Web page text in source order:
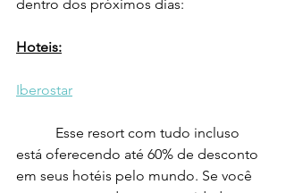
dentro dos próximos dias:
Hoteis:
Iberostar
está oferecendo até 60% de desconto
em seus hotéis pelo mundo. Se você